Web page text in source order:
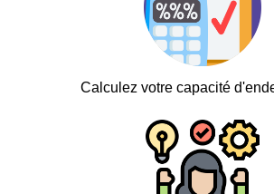
Calculez votre capacité